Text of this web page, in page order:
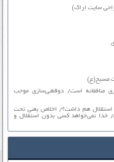
سایت اراک)
مسیح(ع)
منافقانه است/ دوقطبی‌سازی موجب
هم داشت؟/ اخلاص یعنی تحت
خدا نمی‌خواهد کسی بدون استقلال و